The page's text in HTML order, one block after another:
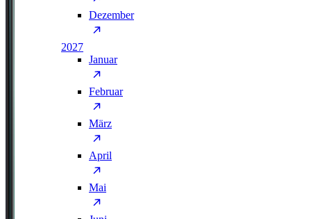
Dezember
2027
Januar
Februar
März
April
Mai